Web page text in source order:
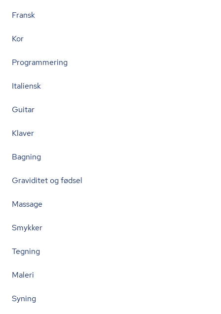
Fransk
Kor
Programmering
Italiensk
Guitar
Klaver
Bagning
Graviditet og fødsel
Massage
Smykker
Tegning
Maleri
Syning